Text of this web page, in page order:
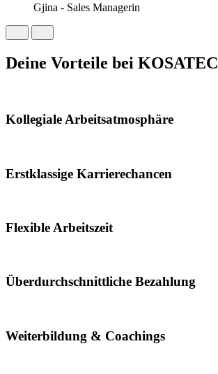
Gjina - Sales Managerin
Deine Vorteile bei KOSATEC
Kollegiale Arbeitsatmosphäre
Erstklassige Karrierechancen
Flexible Arbeitszeit
Überdurchschnittliche Bezahlung
Weiterbildung & Coachings